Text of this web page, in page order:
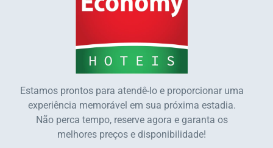
Estamos prontos para atendê-lo e proporcionar uma
experiência memorável em sua próxima estadia.
Não perca tempo, reserve agora e garanta os
melhores preços e disponibilidade!